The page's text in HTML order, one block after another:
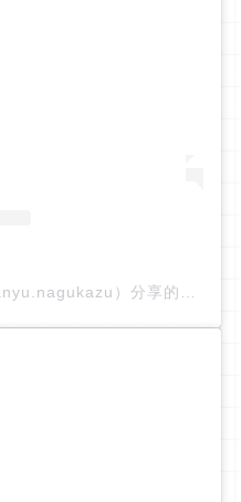
「蓋の旅人」オオタカ（@nanyu.nagukazu）分享的貼文